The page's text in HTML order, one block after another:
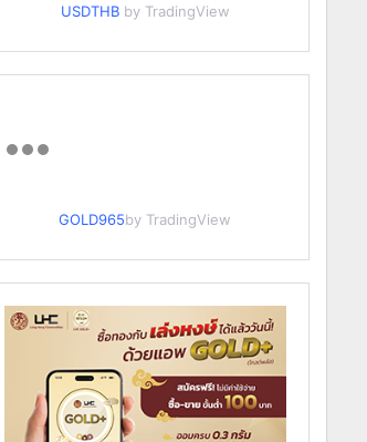
USDTHB by TradingView
GOLD965by TradingView